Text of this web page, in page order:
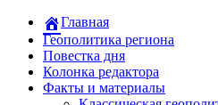
Главная
Геополитика региона
Повестка дня
Колонка редактора
Факты и материалы